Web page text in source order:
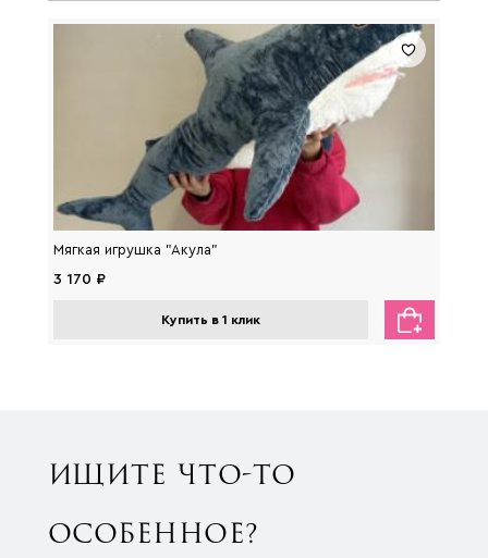
Мягкая игрушка "Акула"
3 170 ₽
Купить в 1 клик
ИЩИТЕ ЧТО-ТО
ОСОБЕННОЕ?